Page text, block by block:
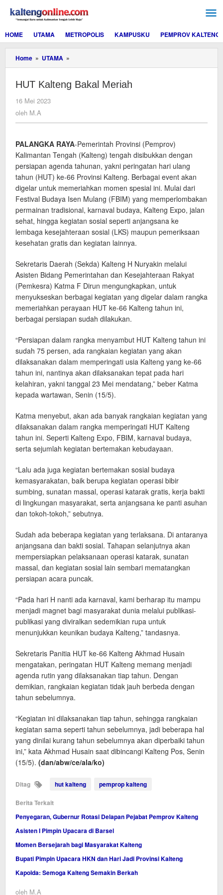
konten
HOME
UTAMA METROPOLIS KAMPUSKU PEMPROV KALTENG
Home » UTAMA »
Kalteng
Meriah
HUT Kalteng Bakal Meriah
16 Mei 2023
oleh M.A
PALANGKA RAYA-Pemerintah Provinsi (Pemprov)
Kalimantan Tengah (Kalteng) tengah disibukkan dengan
persiapan agenda tahunan, yakni peringatan hari ulang
tahun (HUT) ke-66 Provinsi Kalteng. Berbagai event akan
digelar untuk memeriahkan momen spesial ini. Mulai dari
Festival Budaya Isen Mulang (FBIM) yang memperlombakan
permainan tradisional, karnaval budaya, Kalteng Expo, jalan
sehat, hingga kegiatan sosial seperti anjangsana ke
lembaga kesejahteraan sosial (LKS) maupun pemeriksaan
kesehatan gratis dan kegiatan lainnya.
Sekretaris Daerah (Sekda) Kalteng H Nuryakin melalui
Asisten Bidang Pemerintahan dan Kesejahteraan Rakyat
(Pemkesra) Katma F Dirun mengungkapkan, untuk
menyukseskan berbagai kegiatan yang digelar dalam rangka
memeriahkan perayaan HUT ke-66 Kalteng tahun ini,
berbagai persiapan sudah dilakukan.
“Persiapan dalam rangka menyambut HUT Kalteng tahun ini
sudah 75 persen, ada rangkaian kegiatan yang akan
dilaksanakan dalam memperingati usia Kalteng yang ke-66
tahun ini, nantinya akan dilaksanakan tepat pada hari
kelahiran, yakni tanggal 23 Mei mendatang,” beber Katma
kepada wartawan, Senin (15/5).
Katma menyebut, akan ada banyak rangkaian kegiatan yang
dilaksanakan dalam rangka memperingati HUT Kalteng
tahun ini. Seperti Kalteng Expo, FBIM, karnaval budaya,
serta sejumlah kegiatan bertemakan kebudayaan.
“Lalu ada juga kegiatan bertemakan sosial budaya
kemasyarakatan, baik berupa kegiatan operasi bibir
sumbing, sunatan massal, operasi katarak gratis, kerja bakti
di lingkungan masyarakat, serta anjangsana ke panti asuhan
dan tokoh-tokoh,” sebutnya.
Sudah ada beberapa kegiatan yang terlaksana. Di antaranya
anjangsana dan bakti sosial. Tahapan selanjutnya akan
mempersiapkan pelaksanaan operasi katarak, sunatan
massal, dan kegiatan sosial lain sembari mematangkan
persiapan acara puncak.
“Pada hari H nanti ada karnaval, kami berharap itu mampu
menjadi magnet bagi masyarakat dunia melalui publikasi-
publikasi yang diviralkan sedemikian rupa untuk
menunjukkan keunikan budaya Kalteng,” tandasnya.
Sekretaris Panitia HUT ke-66 Kalteng Akhmad Husain
mengatakan, peringatan HUT Kalteng memang menjadi
agenda rutin yang dilaksanakan tiap tahun. Dengan
demikian, rangkaian kegiatan tidak jauh berbeda dengan
tahun sebelumnya.
“Kegiatan ini dilaksanakan tiap tahun, sehingga rangkaian
kegiatan sama seperti tahun sebelumnya, jadi beberapa hal
yang dinilai kurang tahun sebelumnya akan diperbaiki tahun
ini,” kata Akhmad Husain saat dibincangi Kalteng Pos, Senin
(15/5). (dan/abw/ce/ala/ko)
Ditag hut kalteng pemprop kalteng
Berita Terkait
Penyegaran, Gubernur Rotasi Delapan Pejabat Pemprov Kalteng
Asisten I Pimpin Upacara di Barsel
Momen Bersejarah bagi Masyarakat Kalteng
Bupati Pimpin Upacara HKN dan Hari Jadi Provinsi Kalteng
Kapolda: Semoga Kalteng Semakin Berkah
oleh M.A